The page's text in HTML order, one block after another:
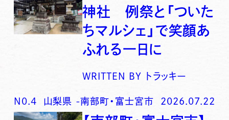
神社 例祭と「ついた
ちマルシェ」で笑顔あ
ふれる一日に
WRITTEN BY トラッキー
N0.4 山梨県 -南部町・富士宮市 2026.07.22